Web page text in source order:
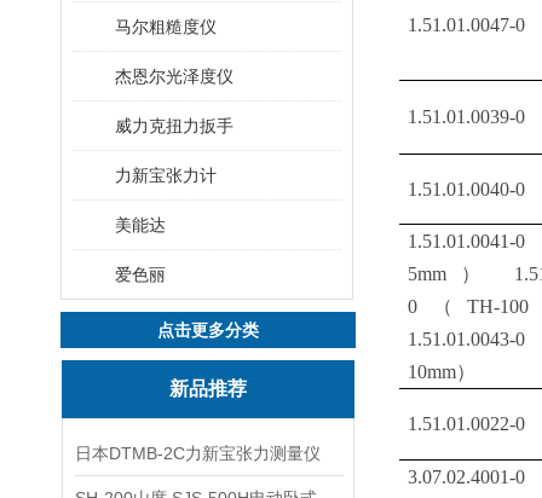
马尔粗糙度仪
杰恩尔光泽度仪
威力克扭力扳手
力新宝张力计
美能达
爱色丽
点击更多分类
新品推荐
日本DTMB-2C力新宝张力测量仪
1.51.01.0047-0
1.51.01.0039-0
1.51.01.0040-0
1.51.01.0041-
5mm）
0（TH-100
1.51.01.0043-
10mm）
1.51.01.0022-0